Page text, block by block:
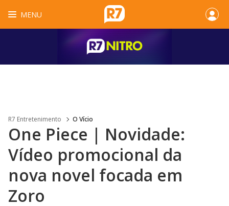
MENU
R7 Entretenimento O Vício
One Piece | Novidade:
Vídeo promocional da
nova novel focada em
Zoro